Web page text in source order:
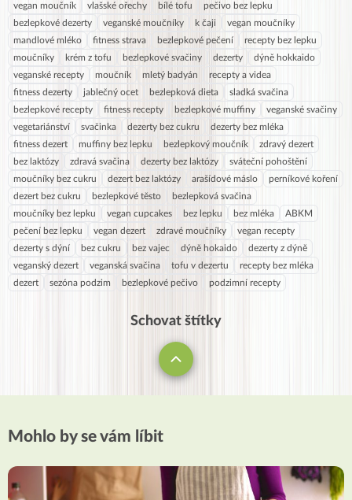
vegan moučník
vlašské ořechy bílé tofu
pečivo bez lepku
bezlepkové dezerty
veganské moučníky k čaji
vegan moučníky
mandlové mléko
fitness strava bezlepkové pečení
recepty bez lepku
moučníky
krém z tofu bezlepkové svačiny dezerty
dýně hokkaido
veganské recepty
moučník mletý badyán
recepty a videa
fitness dezerty
jablečný ocet bezlepková dieta
sladká svačina
bezlepkové recepty
fitness recepty bezlepkové muffiny
veganské svačiny
vegetariánství
svačinka dezerty bez cukru
dezerty bez mléka
fitness dezert
muffiny bez lepku bezlepkový moučník
zdravý dezert
bez laktózy
zdravá svačina dezerty bez laktózy
sváteční pohoštění
moučníky bez cukru
dezert bez laktózy arašídové máslo
perníkové koření
dezert bez cukru
bezlepkové těsto
bezlepková svačina
moučníky bez lepku
vegan cupcakes bez lepku bez mléka
ABKM
pečení bez lepku
vegan dezert zdravé moučníky
vegan recepty
dezerty s dýní
bez cukru bez vajec dýně hokaido
dezerty z dýně
veganský dezert
veganská svačina tofu v dezertu
recepty bez mléka
dezert
sezóna podzim bezlepkové pečivo podzimní recepty
Schovat štítky
Mohlo by se vám líbit